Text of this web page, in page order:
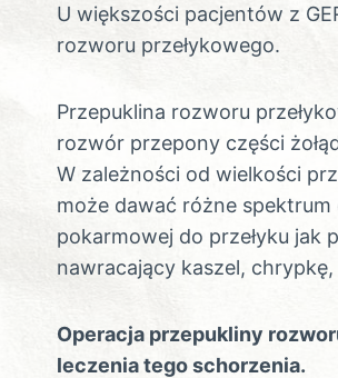
U większości pacjentów z
rozworu przełykowego.
Przepuklina rozworu
rozwór przepony części
W zależności od wielkości
może dawać różne
pokarmowej do przełyku jak
nawracający kaszel, chrypkę,
Operacja przepukliny
leczenia tego schorzenia.